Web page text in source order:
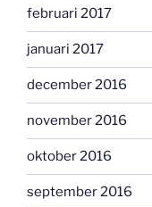
februari 2017
januari 2017
december 2016
november 2016
oktober 2016
september 2016